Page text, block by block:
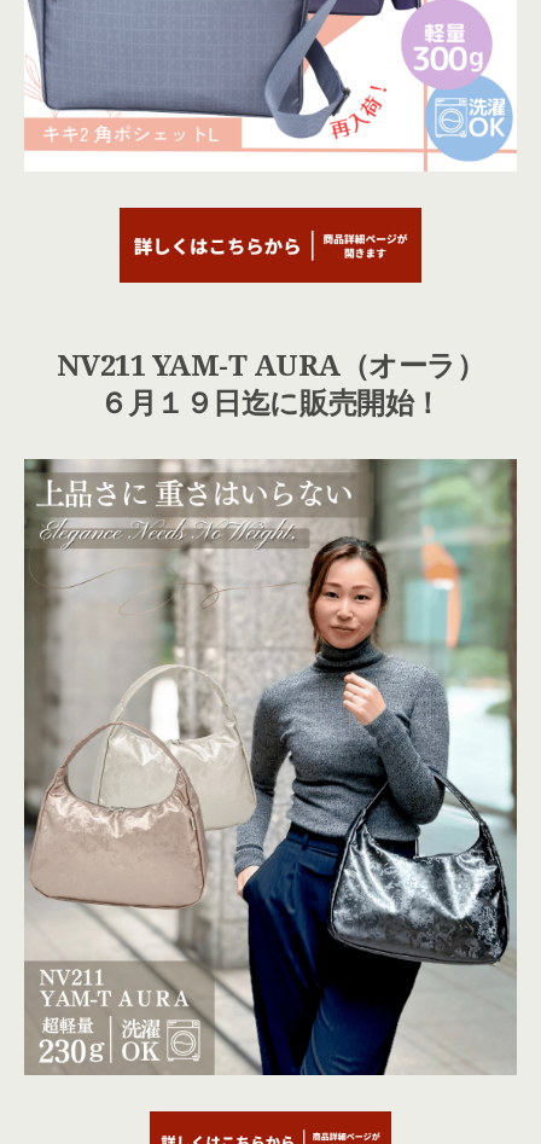
NV211 YAM-T AURA（オーラ）
６月１９日迄に販売開始！